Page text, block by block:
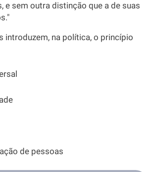
e sem outra distinção que a de suas
introduzem, na política, o princípio
de pessoas